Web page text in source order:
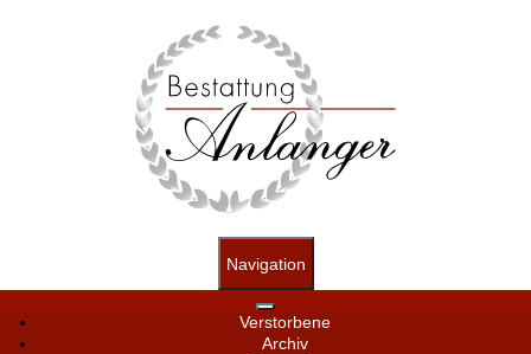
Navigation
Verstorbene
Archiv